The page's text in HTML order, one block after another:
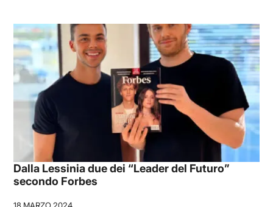
Dalla Lessinia due dei “Leader del Futuro”
secondo Forbes
18 MARZO 2024